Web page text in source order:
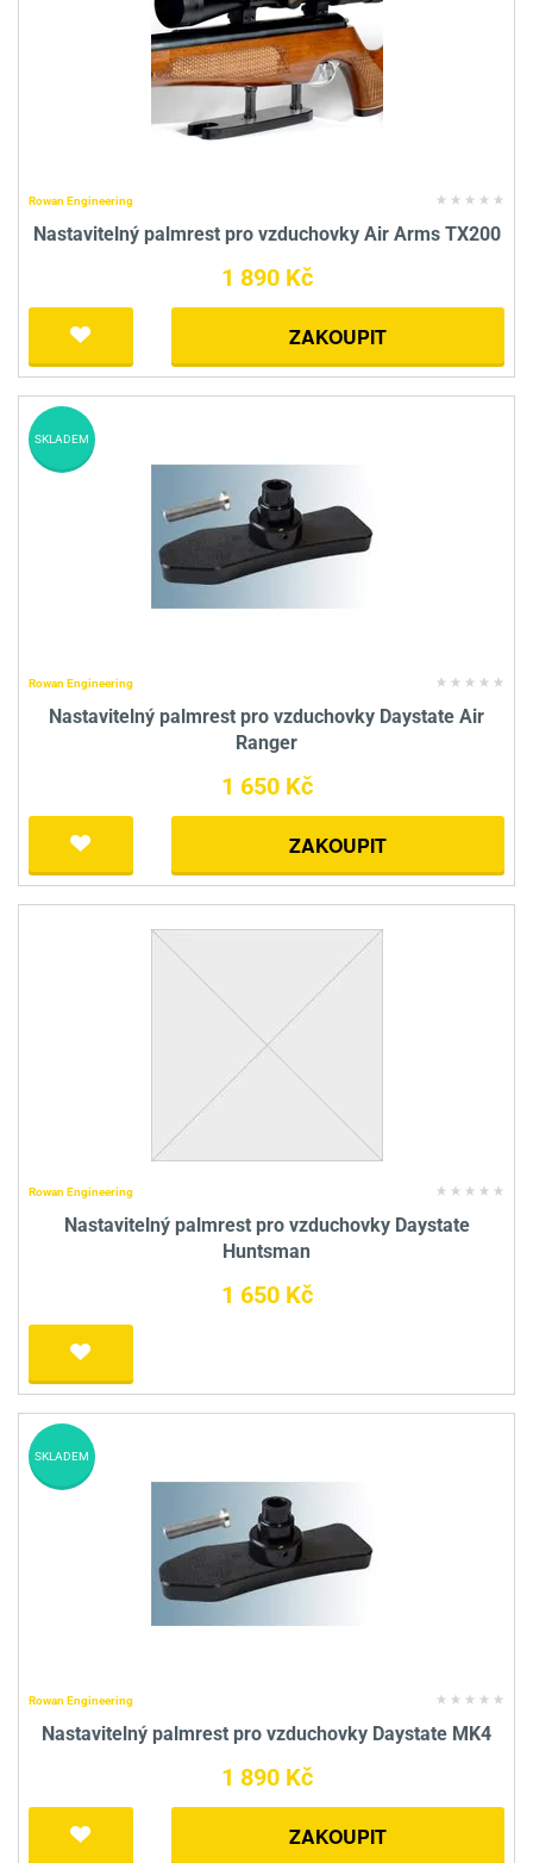
Rowan Engineering
Nastavitelný palmrest pro vzduchovky Air Arms TX200
1 890 Kč
ZAKOUPIT
Rowan Engineering
Nastavitelný palmrest pro vzduchovky Daystate Air
Ranger
1 650 Kč
ZAKOUPIT
SKLADEM
Rowan Engineering
Nastavitelný palmrest pro vzduchovky Daystate
Huntsman
1 650 Kč
Rowan Engineering
Nastavitelný palmrest pro vzduchovky Daystate MK4
1 890 Kč
ZAKOUPIT
SKLADEM